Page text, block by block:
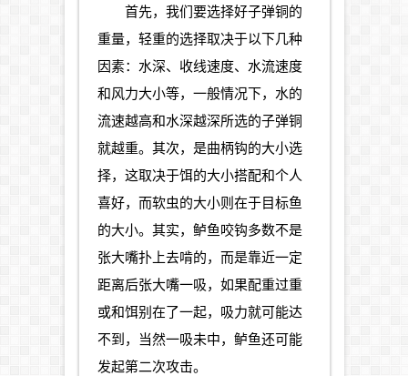
首先，我们要选择好子弹铜的
重量，轻重的选择取决于以下几种
因素：水深、收线速度、水流速度
和风力大小等，一般情况下，水的
流速越高和水深越深所选的子弹铜
就越重。其次，是曲柄钩的大小选
择，这取决于饵的大小搭配和个人
喜好，而软虫的大小则在于目标鱼
的大小。其实，鲈鱼咬钩多数不是
张大嘴扑上去啃的，而是靠近一定
距离后张大嘴一吸，如果配重过重
或和饵别在了一起，吸力就可能达
不到，当然一吸未中，鲈鱼还可能
发起第二次攻击。